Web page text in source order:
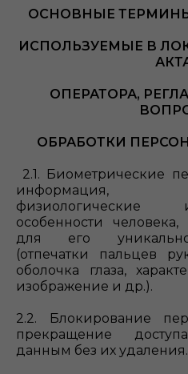
ОСНОВНЫЕ
ИСПОЛЬЗУЕМЫЕ В
ОПЕРАТОРА,
ОБРАБОТКИ
2.1. Биометрические
информация,
физиологические
особенности человека,
для его
(отпечатки пальцев
оболочка глаза,
изображение и др.).
2.2. Блокирование
прекращение
данным без их удаления.